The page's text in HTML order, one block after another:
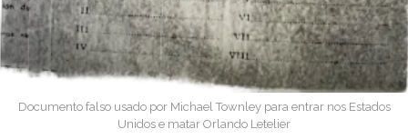
Documento falso usado por Michael Townley para entrar nos Estados
Unidos e matar Orlando Letelier